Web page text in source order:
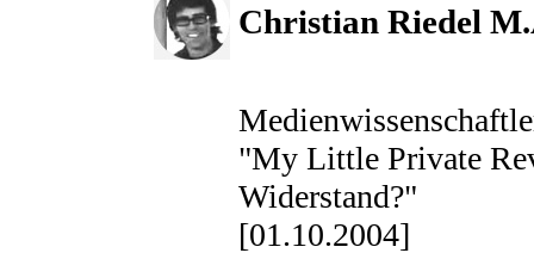
Christian Riedel
"My Little Private
Widerstand?"
[01.10.2004]